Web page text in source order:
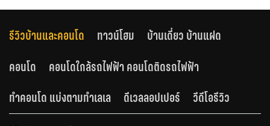
รีวิวบ้านและคอนโด ทาวน์โฮม
บ้านเดี่ยว บ้านแฝด
คอนโด
คอนโดใกล้รถไฟฟ้า คอนโดติดรถไฟฟ้า
ทำคอนโด แบ่งตามทำเลเล
ดีเวลลอปเปอร์ วีดีโอรีวิว